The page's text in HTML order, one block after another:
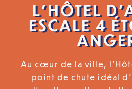
L’HÔTEL
ESCALE 4
Au cœur de la ville,
point de chute idéal